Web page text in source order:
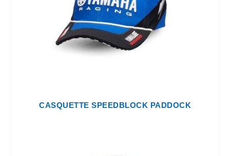
CASQUETTE SPEEDBLOCK PADDOCK